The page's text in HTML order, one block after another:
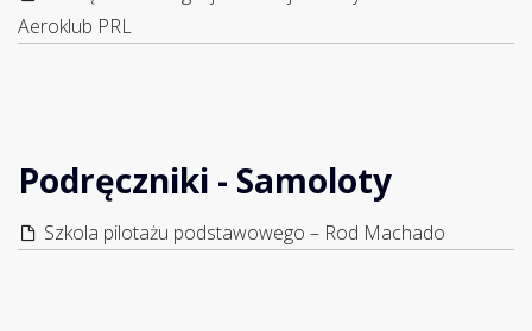
Aeroklub PRL
Podręczniki - Samoloty
Szkola pilotażu podstawowego – Rod Machado